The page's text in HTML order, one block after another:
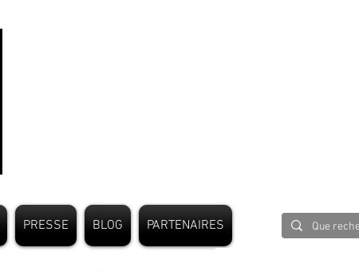
PRESSE BLOG PARTENAIRES